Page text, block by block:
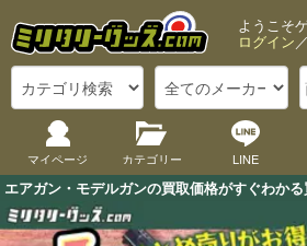
エアガン・モデルガンの買取価格がすぐわか
ようこそ
ログイン／
マイページ カテゴリー LINE